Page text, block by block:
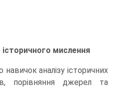
мислення
аналізу історичних
порівняння джерел та